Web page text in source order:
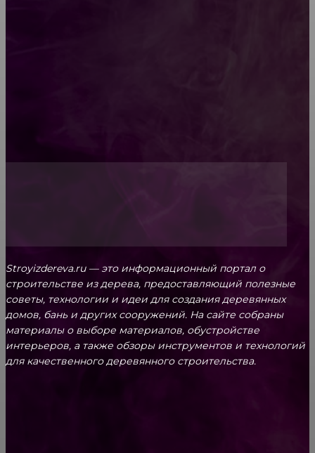
Stroyizdereva.ru — это информационный портал о
строительстве из дерева, предоставляющий полезные
советы, технологии и идеи для создания деревянных
домов, бань и других сооружений. На сайте собраны
материалы о выборе материалов, обустройстве
интерьеров, а также обзоры инструментов и технологий
для качественного деревянного строительства.